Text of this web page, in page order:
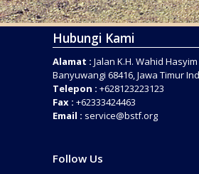
Hubungi Kami
Alamat : Jalan K.H. Wahid
Banyuwangi 68416, Jawa Timur
Telepon : +628123223123
Fax : +62333424463
Email : service@bstf.org
Follow Us